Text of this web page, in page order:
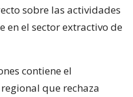
sobre las actividades
en el sector extractivo de
contiene el
que rechaza